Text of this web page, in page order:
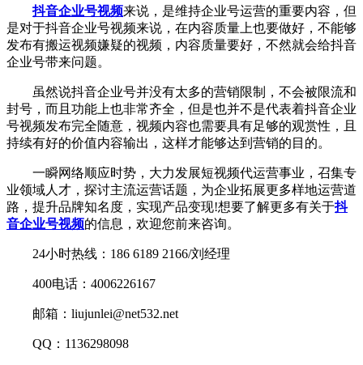
抖音企业号视频来说，是维持企业号运营的重要内容，但
是对于抖音企业号视频来说，在内容质量上也要做好，不能够
发布有搬运视频嫌疑的视频，内容质量要好，不然就会给抖音
企业号带来问题。
虽然说抖音企业号并没有太多的营销限制，不会被限流和
封号，而且功能上也非常齐全，但是也并不是代表着抖音企业
号视频发布完全随意，视频内容也需要具有足够的观赏性，且
持续有好的价值内容输出，这样才能够达到营销的目的。
一瞬网络顺应时势，大力发展短视频代运营事业，召集专
业领域人才，探讨主流运营话题，为企业拓展更多样地运营道
路，提升品牌知名度，实现产品变现!想要了解更多有关于抖
音企业号视频的信息，欢迎您前来咨询。
24小时热线：186 6189 2166/刘经理
400电话：4006226167
邮箱：liujunlei@net532.net
QQ：1136298098